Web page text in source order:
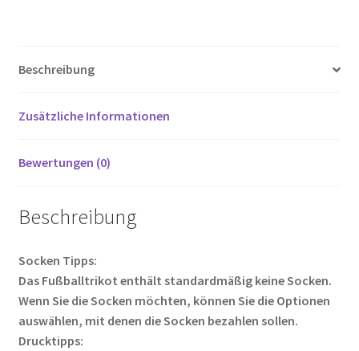
trikotsatz
o
k
er
Beschreibung
Zusätzliche Informationen
Bewertungen (0)
Beschreibung
Socken Tipps:
Das Fußballtrikot enthält standardmäßig keine Socken.
Wenn Sie die Socken möchten, können Sie die Optionen
auswählen, mit denen die Socken bezahlen sollen.
Drucktipps: